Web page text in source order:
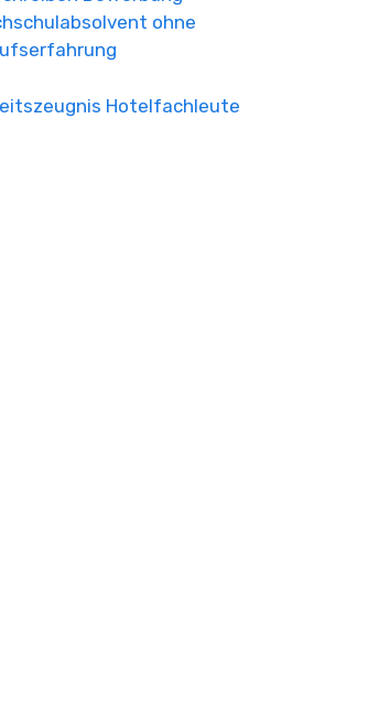
ohne
Hotelfachleute